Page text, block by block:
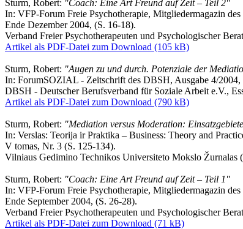
Sturm, Robert: "Coach: Eine Art Freund auf Zeit – Teil 2"
In: VFP-Forum Freie Psychotherapie, Mitgliedermagazin
Ende Dezember 2004, (S. 16-18).
Verband Freier Psychotherapeuten und Psychologischer
Artikel als PDF-Datei zum Download (105 kB)
Sturm, Robert: "Augen zu und durch. Potenziale der
In: ForumSOZIAL - Zeitschrift des DBSH, Ausgabe 4/2004,
DBSH - Deutscher Berufsverband für Soziale Arbeit e.V.,
Artikel als PDF-Datei zum Download (790 kB)
Sturm, Robert: "Mediation versus Moderation:
In: Verslas: Teorija ir Praktika – Business: Theory and
V tomas, Nr. 3 (S. 125-134).
Vilniaus Gedimino Technikos Universiteto Mokslo Žurnalas
Sturm, Robert: "Coach: Eine Art Freund auf Zeit – Teil 1"
In: VFP-Forum Freie Psychotherapie, Mitgliedermagazin
Ende September 2004, (S. 26-28).
Verband Freier Psychotherapeuten und Psychologischer
Artikel als PDF-Datei zum Download (71 kB)